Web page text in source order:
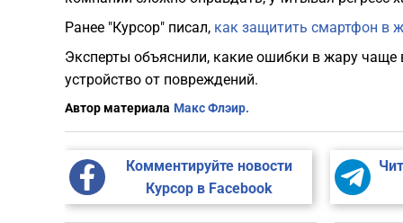
Ранее "Курсор" писал, как защитить смартфон в
Эксперты объяснили, какие ошибки в жару чаще
устройство от повреждений.
Автор материала Макс Флэир.
Комментируйте новости
Курсор в Facebook